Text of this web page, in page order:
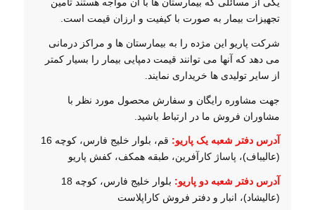
تجهیزات بیمار به صورت با کیفیت و ارزان قیمت است.
شرکت پاریو این مژده را به بیمارستان ها و مراکز درمانی
می دهد که آنها می توانند قیمت دمپایی بیمار را بسیار کمتر
از سایر تولیدی ها خریداری نمایند.
جهت مشاوره رایگان و سفارش محصول مورد نظر با
مشاوران فروش ما در ارتباط باشید.
آدرس دفتر شعبه یک پاریو:
قم، بلوار خلیج فارس، کوچه 16
(عالیباف)، پاساژ کارآفرین، طبقه همکف، کفش پاریو
آدرس دفتر شعبه دو پاریو:
بلوار خلیج فارس، کوچه 18
(عالیشاد)، انبار و دفتر فروش کاراپلاست